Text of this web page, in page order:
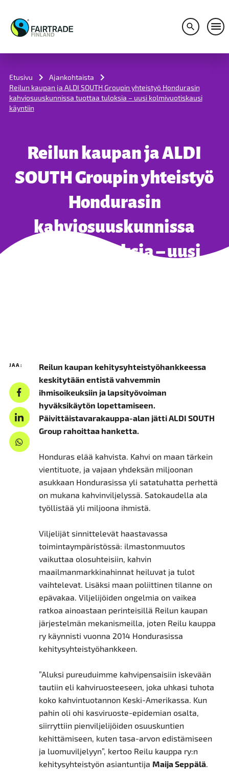
Avaa
Etusivu
Ajankohtaista
Reilun kaupan ja ALDI SOUTH Groupin yhteistyö Hondurasin
kahviosuuskunnissa tuottaa tuloksia – uusi kolmivuotiskausi
käyntiin
Reilun kaupan ja ALDI
SOUTH Groupin yhteistyö
Hondurasin
kahviosuuskunnissa
tuottaa tuloksia – uusi
JAA:
Reilun kaupan kehitysyhteistyöhankkeessa
keskitytään entistä vahvemmin
ihmisoikeuksiin ja lapsityövoiman
hyväksikäytön lopettamiseen.
Päivittäistavarakauppa-alan jätti ALDI SOUTH
Group rahoittaa hanketta.
Honduras elää kahvista. Kahvi on maan tärkein
vientituote, ja vajaan yhdeksän miljoonan
asukkaan Hondurasissa yli satatuhatta perhettä
on mukana kahvinviljelyssä. Satokaudella ala
työllistää yli miljoona ihmistä.
Viljelijät sinnittelevät haastavassa
toimintaympäristössä: ilmastonmuutos
vaikuttaa olosuhteisiin, kahvin
maailmanmarkkinahinnat heiluvat ja tulot
vaihtelevat. Lisäksi maan poliittinen tilanne on
epävakaa. Viljelijöiden ongelmia on vaikea
ratkoa ainoastaan perinteisillä Reilun kaupan
järjestelmän mekanismeilla, joten Reilu kauppa
ry käynnisti vuonna 2014 Hondurasissa
kehitysyhteistyöhankkeen.
”Aluksi pureuduimme kahvipensaisiin iskevään
tautiin eli kahviruosteeseen, joka uhkasi tuhota
koko kahvintuotannon Keski-Amerikassa. Kun
pahin oli ohi kasviruoste-epidemian osalta,
siirryttiin pienviljelijöiden osuuskuntien
kehittämiseen, kuten tasa-arvon edistämiseen
ja luomuviljelyyn”, kertoo Reilu kauppa ry:n
kehitysyhteistyön asiantuntija Maija Seppälä.